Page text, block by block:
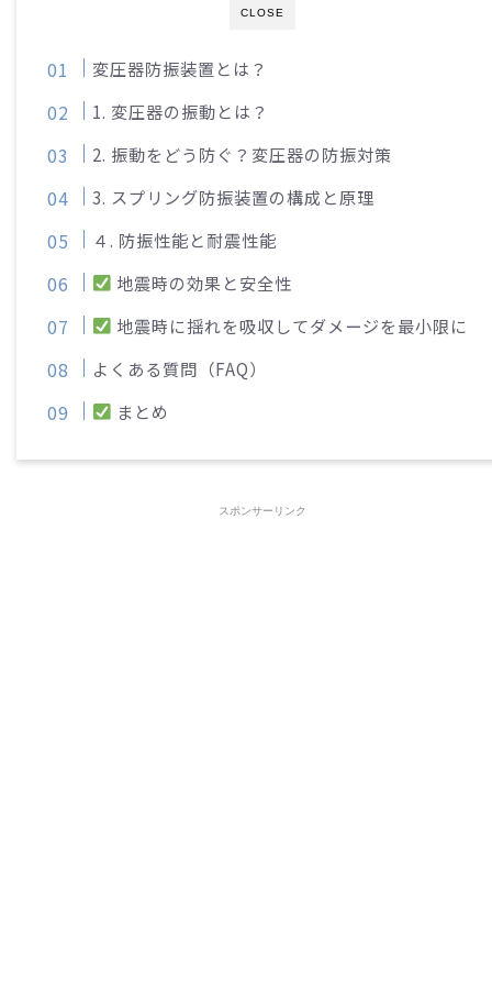
CLOSE
変圧器防振装置とは？
1. 変圧器の振動とは？
2. 振動をどう防ぐ？変圧器の防振対策
3. スプリング防振装置の構成と原理
４. 防振性能と耐震性能
地震時の効果と安全性
地震時に揺れを吸収してダメージを最小限に
よくある質問（FAQ）
まとめ
スポンサーリンク